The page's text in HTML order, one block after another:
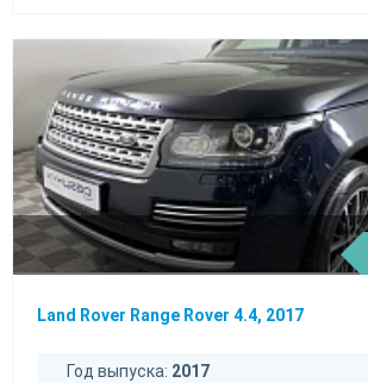
Land Rover Range Rover 4.4, 2017
Год выпуска: 2017